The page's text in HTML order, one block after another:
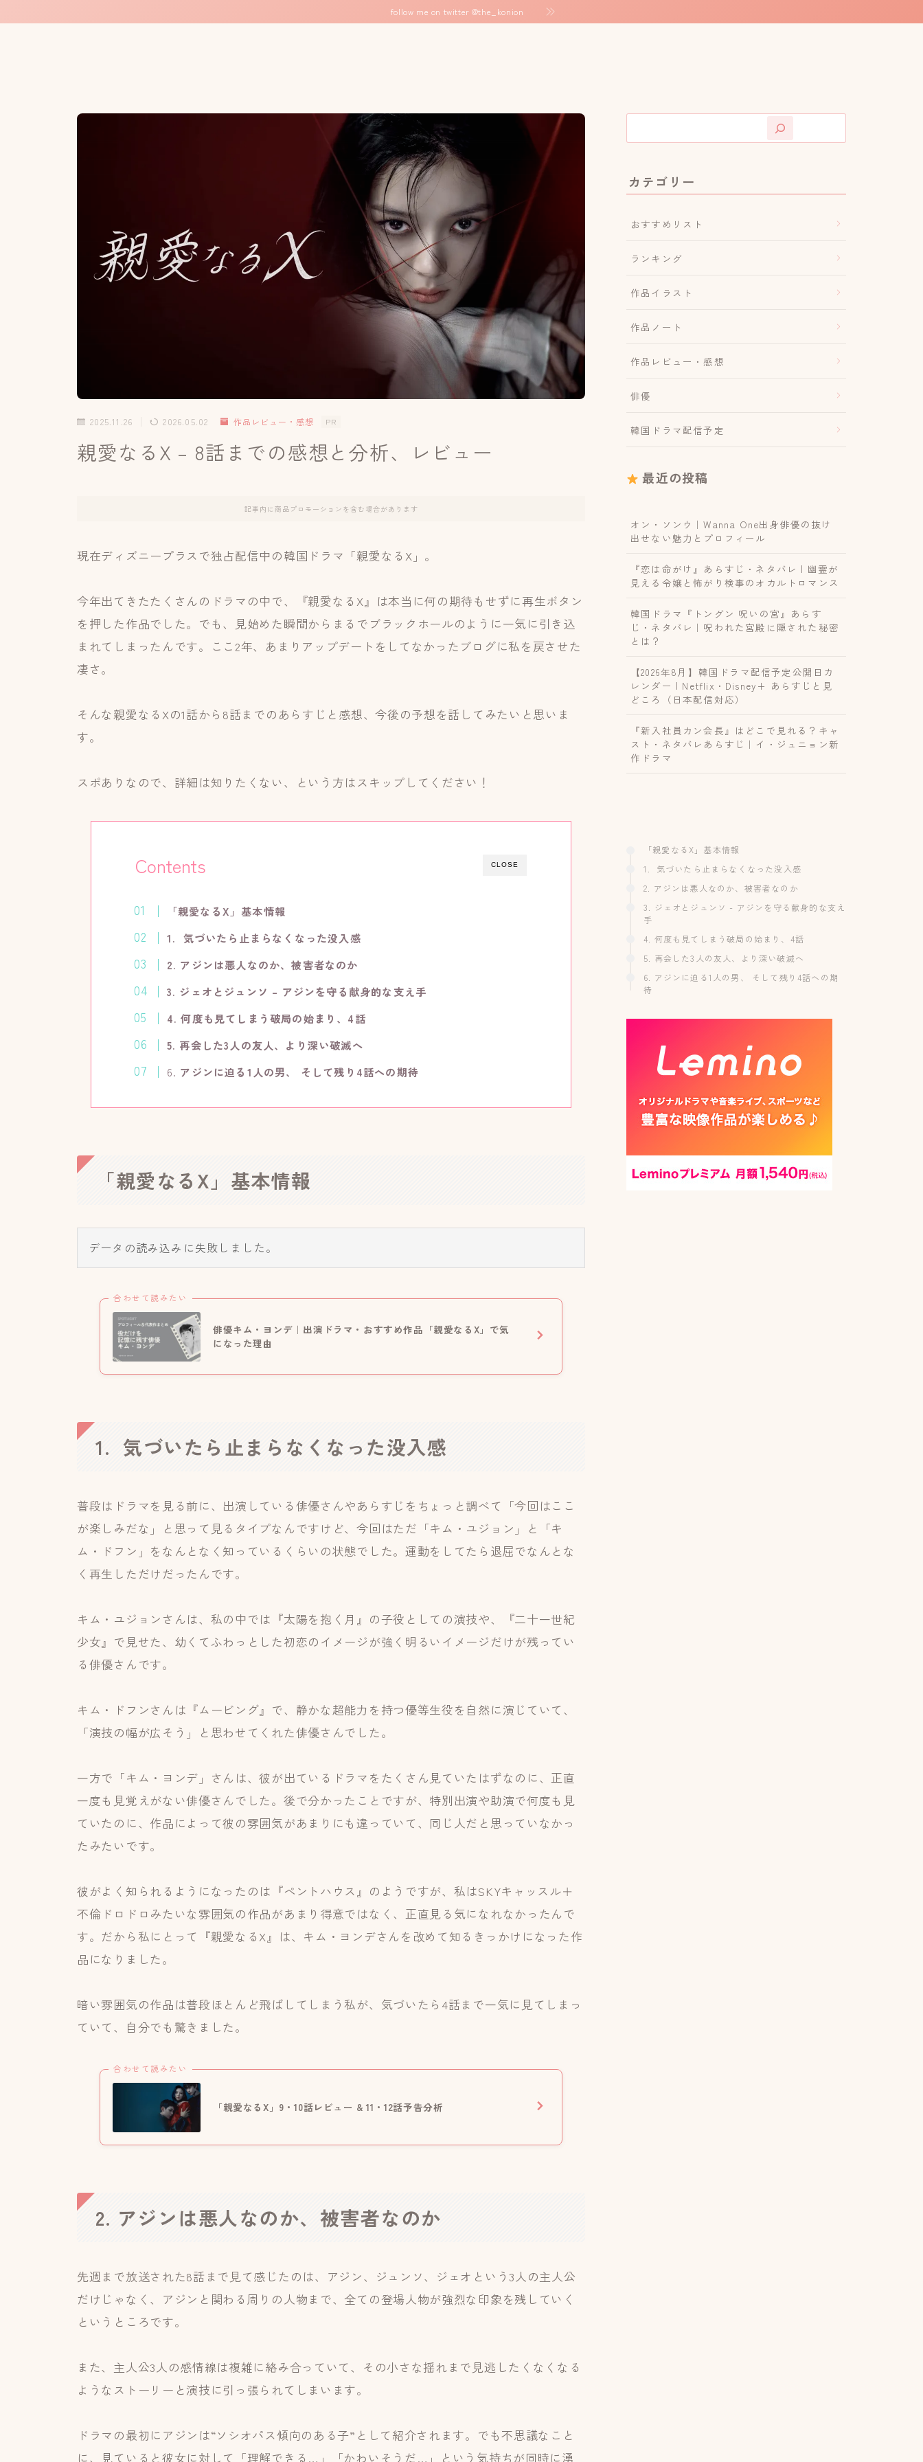
follow me on twitter @the_konion
2025.11.26 2026.05.02 作品レビュー・感想 PR
親愛なるX – 8話までの感想と分析、レビュー
記事内に商品プロモーションを含む場合があります
現在ディズニープラスで独占配信中の韓国ドラマ「親愛なるX」。
今年出てきたたくさんのドラマの中で、『親愛なるX』は本当に何の期待もせずに再生ボタン
を押した作品でした。でも、見始めた瞬間からまるでブラックホールのように一気に引き込
まれてしまったんです。ここ2年、あまりアップデートをしてなかったブログに私を戻させた
凄さ。
そんな親愛なるXの1話から8話までのあらすじと感想、今後の予想を話してみたいと思いま
す。
スポありなので、詳細は知りたくない、という方はスキップしてください！
CLOSE
Contents
「親愛なるX」基本情報
1. 気づいたら止まらなくなった没入感
2. アジンは悪人なのか、被害者なのか
3. ジェオとジュンソ – アジンを守る献身的な支え手
4. 何度も見てしまう破局の始まり、4話
5. 再会した3人の友人、より深い破滅へ
6. アジンに迫る1人の男、 そして残り4話への期待
「親愛なるX」基本情報
データの読み込みに失敗しました。
合わせて読みたい
俳優キム・ヨンデ｜出演ドラマ・おすすめ作品「親愛なるX」で気
になった理由
1. 気づいたら止まらなくなった没入感
普段はドラマを見る前に、出演している俳優さんやあらすじをちょっと調べて「今回はここ
が楽しみだな」と思って見るタイプなんですけど、今回はただ「キム・ユジョン」と「キ
ム・ドフン」をなんとなく知っているくらいの状態でした。運動をしてたら退屈でなんとな
く再生しただけだったんです。
キム・ユジョンさんは、私の中では『太陽を抱く月』の子役としての演技や、『二十一世紀
少女』で見せた、幼くてふわっとした初恋のイメージが強く明るいイメージだけが残ってい
る俳優さんです。
キム・ドフンさんは『ムービング』で、静かな超能力を持つ優等生役を自然に演じていて、
「演技の幅が広そう」と思わせてくれた俳優さんでした。
一方で「キム・ヨンデ」さんは、彼が出ているドラマをたくさん見ていたはずなのに、正直
一度も見覚えがない俳優さんでした。後で分かったことですが、特別出演や助演で何度も見
ていたのに、作品によって彼の雰囲気があまりにも違っていて、同じ人だと思っていなかっ
たみたいです。
彼がよく知られるようになったのは『ペントハウス』のようですが、私はSKYキャッスル＋
不倫ドロドロみたいな雰囲気の作品があまり得意ではなく、正直見る気になれなかったんで
す。だから私にとって『親愛なるX』は、キム・ヨンデさんを改めて知るきっかけになった作
品になりました。
暗い雰囲気の作品は普段ほとんど飛ばしてしまう私が、気づいたら4話まで一気に見てしまっ
ていて、自分でも驚きました。
合わせて読みたい
「親愛なるX」9・10話レビュー & 11・12話予告分析
2. アジンは悪人なのか、被害者なのか
先週まで放送された8話まで見て感じたのは、アジン、ジュンソ、ジェオという3人の主人公
だけじゃなく、アジンと関わる周りの人物まで、全ての登場人物が強烈な印象を残していく
というところです。
また、主人公3人の感情線は複雑に絡み合っていて、その小さな揺れまで見逃したくなくなる
ようなストーリーと演技に引っ張られてしまいます。
ドラマの最初にアジンは“ソシオパス傾向のある子”として紹介されます。でも不思議なこと
に、見ていると彼女に対して「理解できる…」「かわいそうだ…」という気持ちが同時に湧
カテゴリー
おすすめリスト
ランキング
作品イラスト
作品ノート
作品レビュー・感想
俳優
韓国ドラマ配信予定
最近の投稿
オン・ソンウ｜Wanna One出身俳優の抜け
出せない魅力とプロフィール
『恋は命がけ』あらすじ・ネタバレ | 幽霊が
見える令嬢と怖がり検事のオカルトロマンス
韓国ドラマ『トングン 呪いの宮』あらす
じ・ネタバレ｜呪われた宮殿に隠された秘密
とは？
【2026年8月】韓国ドラマ配信予定公開日カ
レンダー | Netflix・Disney+ あらすじと見
どころ（日本配信対応）
『新入社員カン会長』はどこで見れる？キャ
スト・ネタバレあらすじ｜イ・ジュニョン新
作ドラマ
「親愛なるX」基本情報
1. 気づいたら止まらなくなった没入感
2. アジンは悪人なのか、被害者なのか
3. ジェオとジュンソ - アジンを守る献身的な支え
手
4. 何度も見てしまう破局の始まり、4話
5. 再会した3人の友人、より深い破滅へ
6. アジンに迫る1人の男、 そして残り4話への期
待